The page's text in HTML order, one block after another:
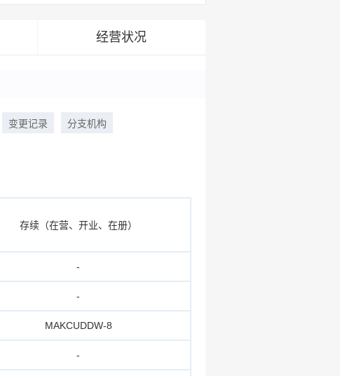
经营状况
变更记录 分支机构
存续（在营、开业、在册）
-
-
MAKCUDDW-8
-